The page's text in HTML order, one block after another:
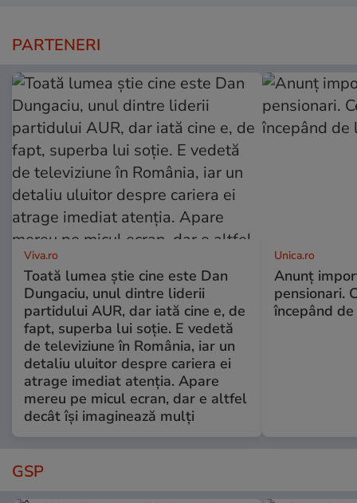
PARTENERI
Viva.ro
Toată lumea știe cine este Dan
Dungaciu, unul dintre liderii
partidului AUR, dar iată cine e, de
fapt, superba lui soție. E vedetă
de televiziune în România, iar un
detaliu uluitor despre cariera ei
atrage imediat atenția. Apare
mereu pe micul ecran, dar e altfel
decât își imaginează mulți
Unica.ro
Anunț
pensionari.
începând
GSP